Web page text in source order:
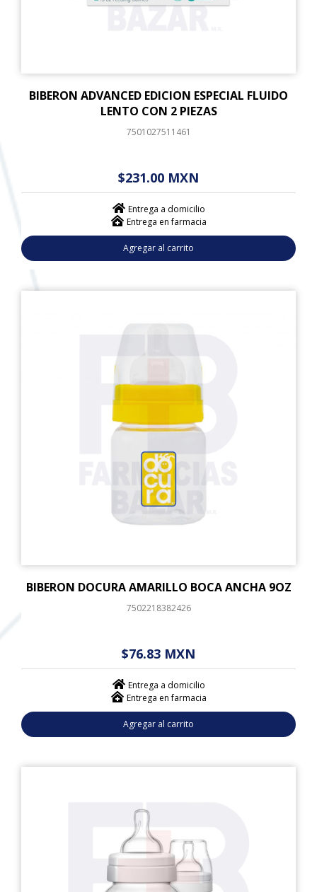
BIBERON ADVANCED EDICION ESPECIAL FLUIDO
LENTO CON 2 PIEZAS
7501027511461
$231.00 MXN
Entrega a domicilio
Entrega en farmacia
Agregar al carrito
BIBERON DOCURA AMARILLO BOCA ANCHA 9OZ
7502218382426
$76.83 MXN
Entrega a domicilio
Entrega en farmacia
Agregar al carrito